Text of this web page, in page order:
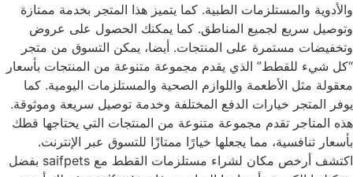
والأدوية والمستلزمات الطبية. كما يتميز هذا المتجر بخدمة ممتازة
وتوصيل سريع لجميع المناطق. كما يمكنك الحصول على عروض
وتخفيضات مستمرة على المنتجات. أيضا، يمكن التسوق من متجر
“كل شيء للقطط” الذي يقدم مجموعة متنوعة من المنتجات بأسعار
معقولة مثل الأطعمة واللوازم الصحية والمستلزمات اليومية. كما
يوفر المتجر خيارات الدفع المختلفة وخدمة توصيل سريعة وموثوقة.
هذه المتاجر تقدم مجموعة متنوعة من المنتجات التي يحتاجها قطك
بأسعار تنافسية، مما يجعلها خيارًا ممتازًا للتسوق عبر الإنترنت.
اكتشف أرخص مكان لشراء مستلزمات القطط مع saifpets بفضل